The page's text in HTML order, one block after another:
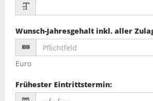
Wunsch-Jahresgehalt inkl. aller
Euro
Frühester Eintrittstermin: